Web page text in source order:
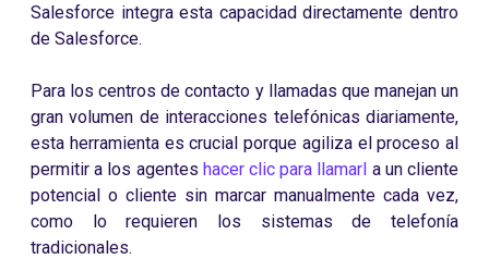
Salesforce integra esta capacidad directamente dentro
de Salesforce.
Para los centros de contacto y llamadas que manejan un
gran volumen de interacciones telefónicas diariamente,
esta herramienta es crucial porque agiliza el proceso al
permitir a los agentes hacer clic para llamarl a un cliente
potencial o cliente sin marcar manualmente cada vez,
como lo requieren los sistemas de telefonía
tradicionales.